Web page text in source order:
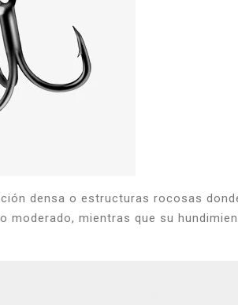
densa o estructuras rocosas
mientras que su